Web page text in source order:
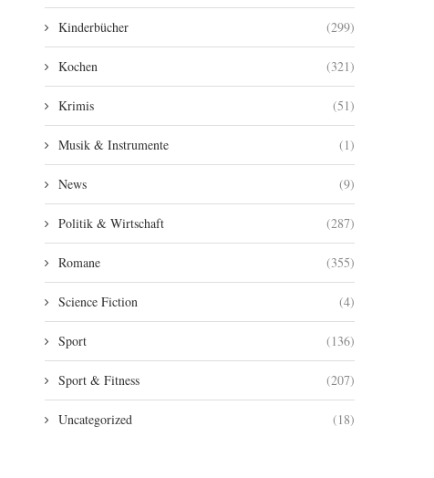
Kinderbücher (299)
Kochen (321)
Krimis (51)
Musik & Instrumente (1)
News (9)
Politik & Wirtschaft (287)
Romane (355)
Science Fiction (4)
Sport (136)
Sport & Fitness (207)
Uncategorized (18)